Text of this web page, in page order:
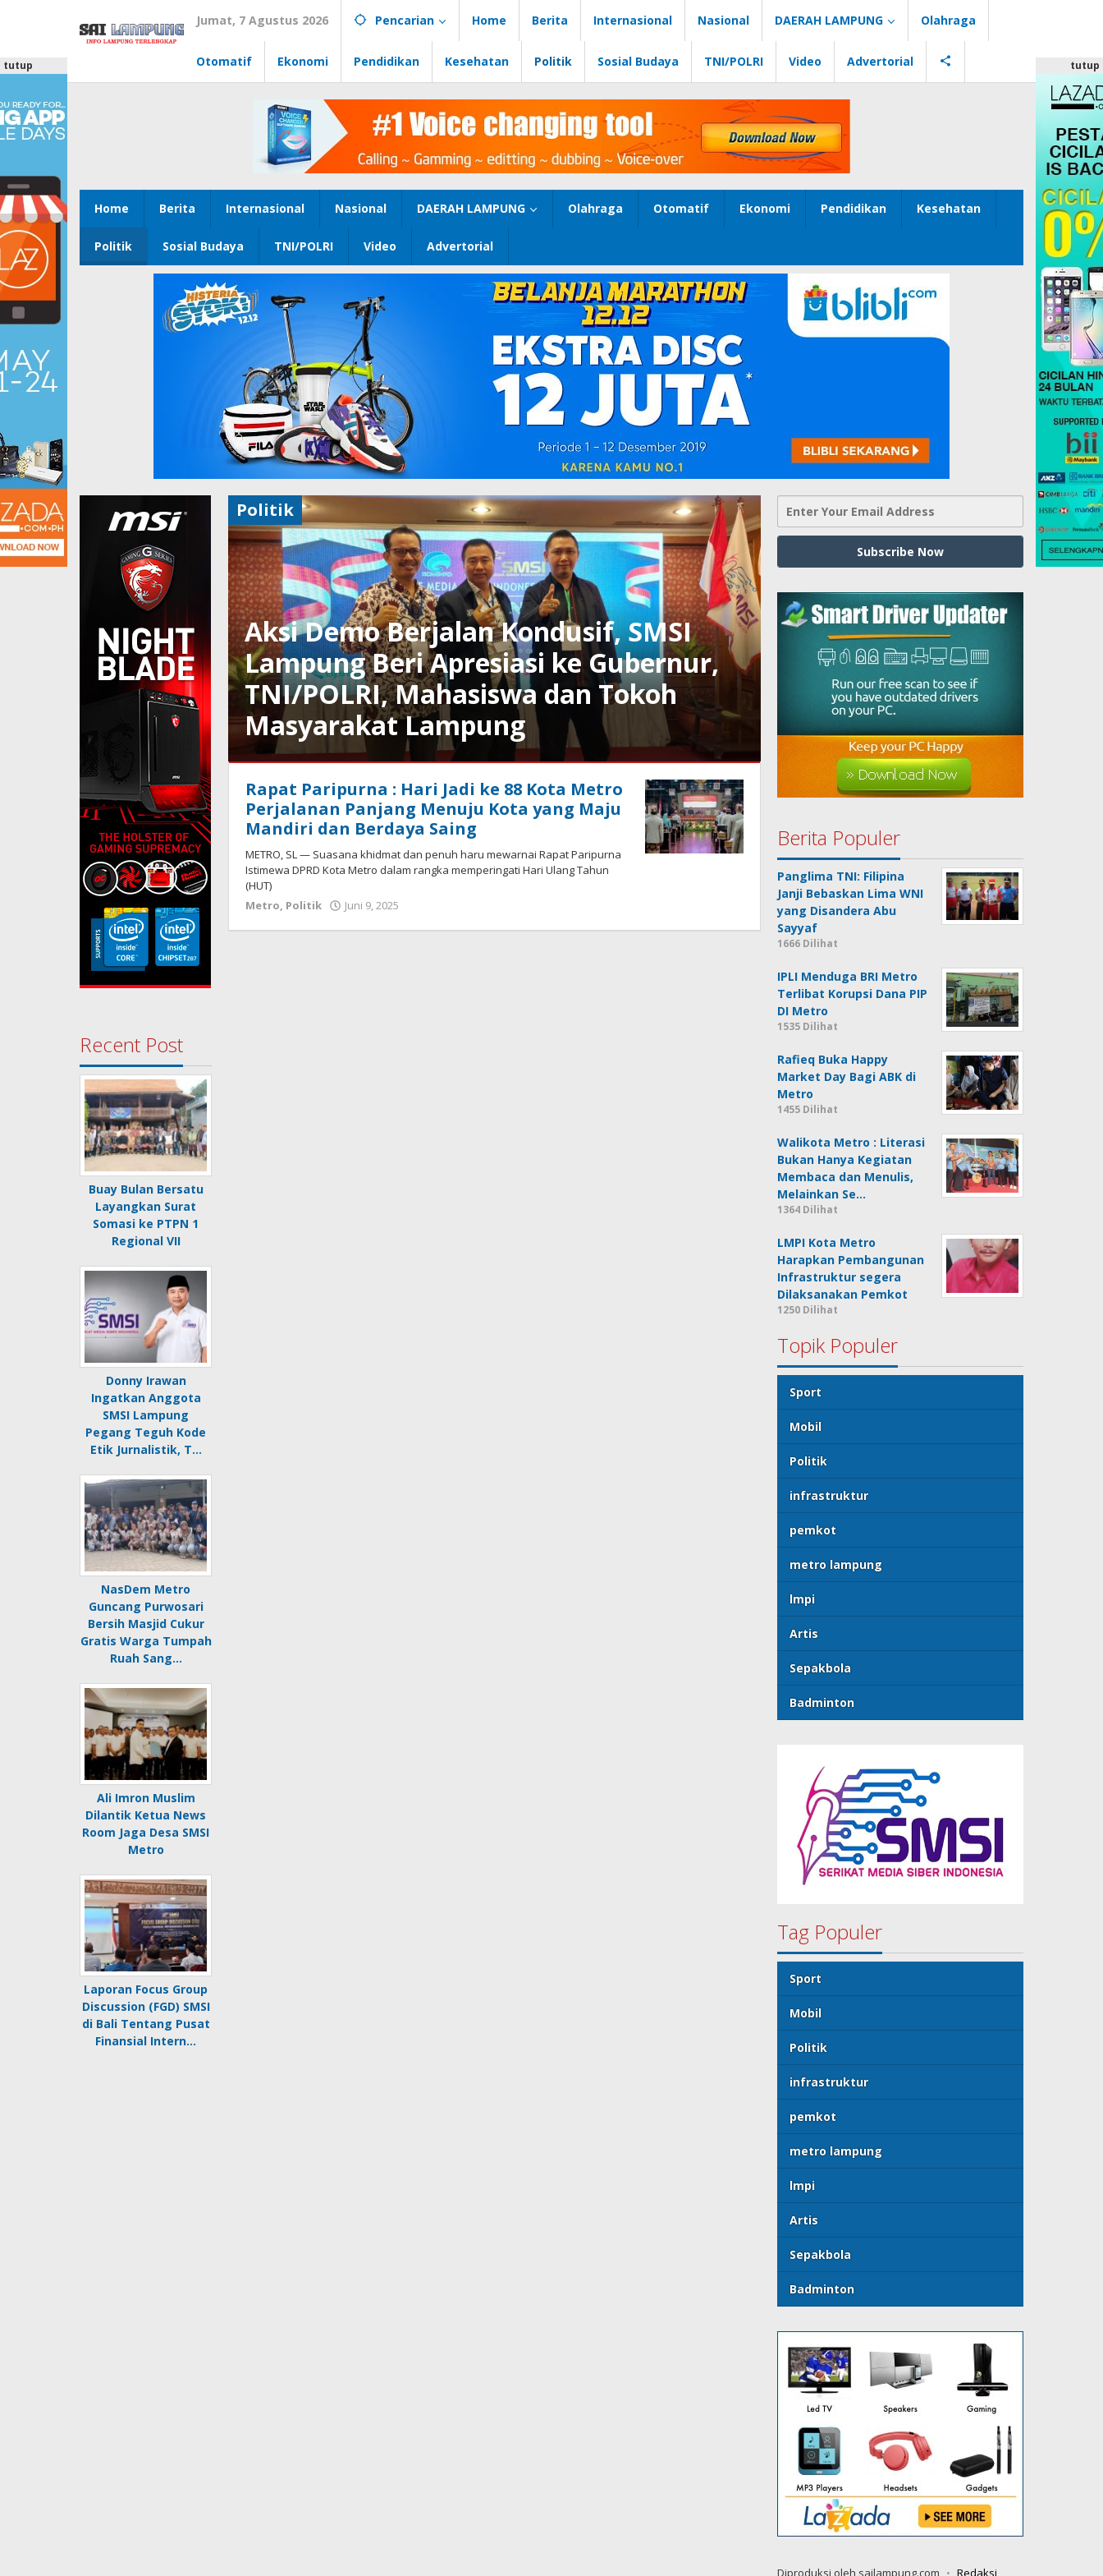
Jumat, 7 Agustus 2026 Pencarian Home Berita Internasional Nasional DAERAH LAMPUNG Olahraga
Otomatif Ekonomi Pendidikan Kesehatan Politik Sosial Budaya TNI/POLRI Video Advertorial
Home Berita Internasional Nasional DAERAH LAMPUNG Olahraga Otomatif Ekonomi Pendidikan Kesehatan
Politik Sosial Budaya TNI/POLRI Video Advertorial
tutup tutup
Recent Post
Buay Bulan Bersatu
Layangkan Surat
Somasi ke PTPN 1
Regional VII
Donny Irawan
Ingatkan Anggota
SMSI Lampung
Pegang Teguh Kode
Etik Jurnalistik, T…
NasDem Metro
Guncang Purwosari
Bersih Masjid Cukur
Gratis Warga Tumpah
Ruah Sang…
Ali Imron Muslim
Dilantik Ketua News
Room Jaga Desa SMSI
Metro
Laporan Focus Group
Discussion (FGD) SMSI
di Bali Tentang Pusat
Finansial Intern…
Aksi Demo Berjalan Kondusif, SMSI
Lampung Beri Apresiasi ke Gubernur,
TNI/POLRI, Mahasiswa dan Tokoh
Masyarakat Lampung
Politik
September
2025
oleh
Sailampung
Politik
Rapat Paripurna : Hari Jadi ke 88 Kota Metro
Perjalanan Panjang Menuju Kota yang Maju
Mandiri dan Berdaya Saing
METRO, SL — Suasana khidmat dan penuh haru mewarnai Rapat Paripurna
Istimewa DPRD Kota Metro dalam rangka memperingati Hari Ulang Tahun
(HUT)
Metro, Politik Juni 9, 2025
Berita Populer
Panglima TNI: Filipina
Janji Bebaskan Lima WNI
yang Disandera Abu
Sayyaf
1666 Dilihat
IPLI Menduga BRI Metro
Terlibat Korupsi Dana PIP
DI Metro
1535 Dilihat
Rafieq Buka Happy
Market Day Bagi ABK di
Metro
1455 Dilihat
Walikota Metro : Literasi
Bukan Hanya Kegiatan
Membaca dan Menulis,
Melainkan Se…
1364 Dilihat
LMPI Kota Metro
Harapkan Pembangunan
Infrastruktur segera
Dilaksanakan Pemkot
1250 Dilihat
Topik Populer
Sport
Mobil
Politik
infrastruktur
pemkot
metro lampung
lmpi
Artis
Sepakbola
Badminton
Tag Populer
Sport
Mobil
Politik
infrastruktur
pemkot
metro lampung
lmpi
Artis
Sepakbola
Badminton
Diproduksi oleh sailampung.com Redaksi